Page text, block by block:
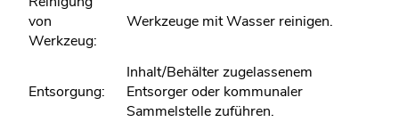
von
Werkzeug:
Werkzeuge mit Wasser reinigen.
Entsorgung:
Inhalt/Behälter zugelassenem
Entsorger oder kommunaler
Sammelstelle zuführen.